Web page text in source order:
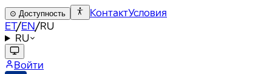
⊙ Доступность КонтактУсловия
ET/EN/RU
RU
Войти